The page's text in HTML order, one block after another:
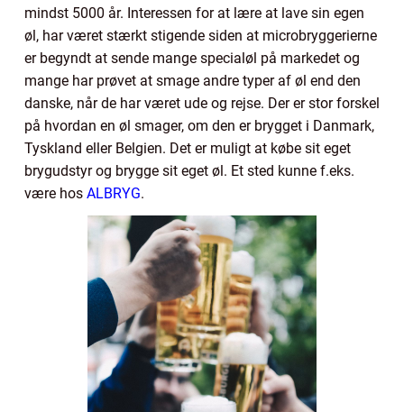
mindst 5000 år. Interessen for at lære at lave sin egen
øl, har været stærkt stigende siden at microbryggerierne
er begyndt at sende mange specialøl på markedet og
mange har prøvet at smage andre typer af øl end den
danske, når de har været ude og rejse. Der er stor forskel
på hvordan en øl smager, om den er brygget i Danmark,
Tyskland eller Belgien. Det er muligt at købe sit eget
brygudstyr og brygge sit eget øl. Et sted kunne f.eks.
være hos ALBRYG.